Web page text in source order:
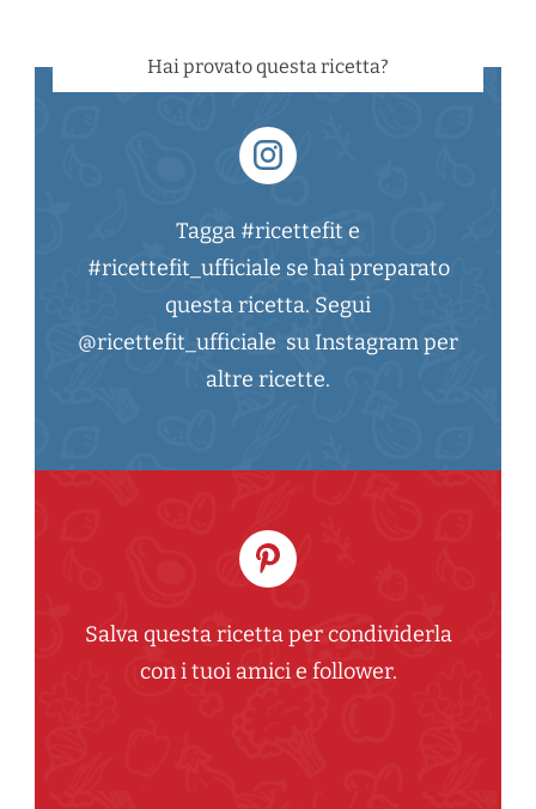
Hai provato questa ricetta?
Tagga #ricettefit e
#ricettefit_ufficiale se hai preparato
questa ricetta. Segui
@ricettefit_ufficiale su Instagram per
altre ricette.
Salva questa ricetta per condividerla
con i tuoi amici e follower.